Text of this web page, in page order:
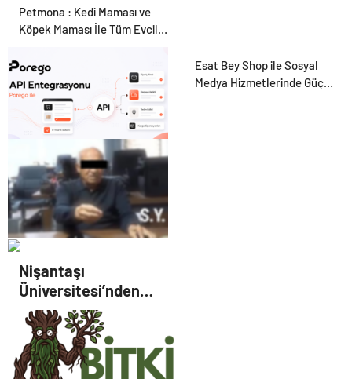
Petmona : Kedi Maması ve
Köpek Maması İle Tüm Evcil
Porego ile Kargo
Süreçlerinizi Daha Kolay
Yönetin
Esat Bey Shop ile Sosyal
Medya Hizmetlerinde Güçlü
25 Yıllık Miras Davasında
Gözler Temmuz Ayındaki
Karar Duruşmasına Çevrildi
Nişantaşı
Üniversitesi’nden
2026 YKS Adaylarına
Çifte Güvence: Sabit
Ücret ve Kesintisiz
Burs